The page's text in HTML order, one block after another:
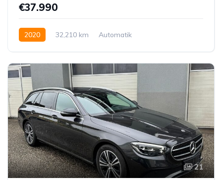
€37.990
2020 32,210 km
Automatik
21